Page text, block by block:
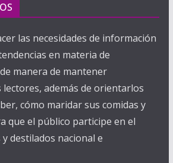
las necesidades de información
en materia de
manera de mantener
lectores, además de orientarlos
cómo maridar sus comidas y
que el público participe en el
destilados nacional e